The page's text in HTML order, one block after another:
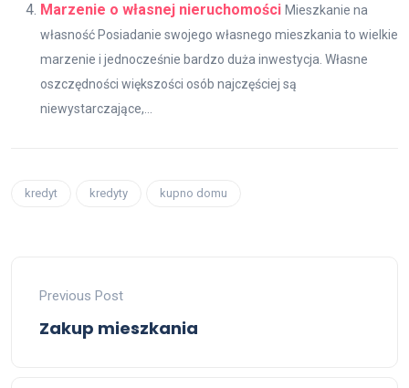
Marzenie o własnej nieruchomości Mieszkanie na
własność Posiadanie swojego własnego mieszkania to wielkie
marzenie i jednocześnie bardzo duża inwestycja. Własne
oszczędności większości osób najczęściej są
niewystarczające,...
kredyt kredyty kupno domu
Previous Post
Zakup mieszkania